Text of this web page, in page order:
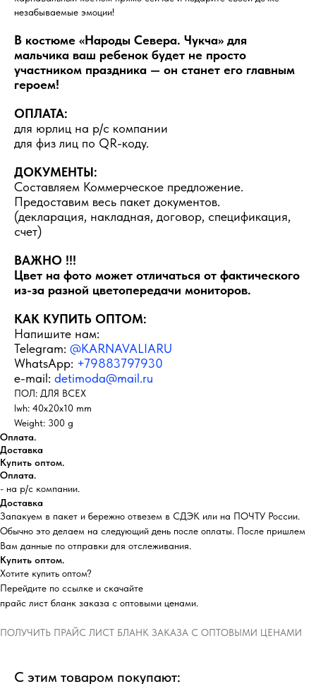
незабываемые эмоции!
В костюме «Народы Севера. Чукча» для
мальчика ваш ребенок будет не просто
участником праздника — он станет его главным
героем!
ОПЛАТА:
для юрлиц на р/с компании
для физ лиц по QR-коду.
ДОКУМЕНТЫ:
Составляем Коммерческое предложение.
Предоставим весь пакет документов.
(декларация, накладная, договор, спецификация,
счет)
ВАЖНО !!!
Цвет на фото может отличаться от фактического
из-за разной цветопередачи мониторов.
КАК КУПИТЬ ОПТОМ:
Напишите нам:
Telegram: @KARNAVALIARU
WhatsApp: +79883797930
e-mail: detimoda@mail.ru
ПОЛ: ДЛЯ ВСЕХ
lwh: 40x20x10 mm
Weight: 300 g
Оплата.
Доставка
Купить оптом.
Оплата.
- на р/с компании.
Доставка
Запакуем в пакет и бережно отвезем в СДЭК или на ПОЧТУ России.
Обычно это делаем на следующий день после оплаты. После пришлем
Вам данные по отправки для отслеживания.
Купить оптом.
Хотите купить оптом?
Перейдите по ссылке и скачайте
прайс лист бланк заказа с оптовыми ценами.
ПОЛУЧИТЬ ПРАЙС ЛИСТ БЛАНК ЗАКАЗА С ОПТОВЫМИ ЦЕНАМИ
С этим товаром покупают: